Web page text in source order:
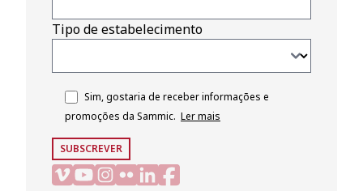
Tipo de estabelecimento
Sim, gostaria de receber informações e
promoções da Sammic. Ler mais
SUBSCREVER